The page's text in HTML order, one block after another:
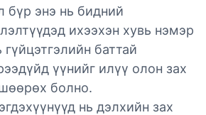
бүр энэ нь бидний
ихээхэн хувь нэмэр
гүйцэтгэлийн баттай
үүнийг илүү олон зах
болно.
нь дэлхийн зах